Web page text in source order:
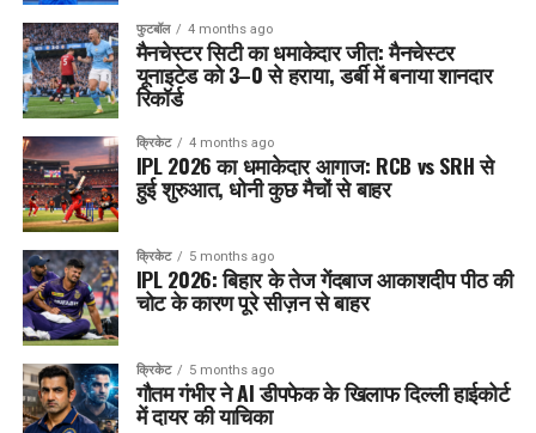
फुटबॉल 4 months ago
मैनचेस्टर सिटी का धमाकेदार जीत: मैनचेस्टर
यूनाइटेड को 3–0 से हराया, डर्बी में बनाया शानदार
रिकॉर्ड
क्रिकेट 4 months ago
IPL 2026 का धमाकेदार आगाज: RCB vs SRH से
हुई शुरुआत, धोनी कुछ मैचों से बाहर
क्रिकेट 5 months ago
IPL 2026: बिहार के तेज गेंदबाज आकाशदीप पीठ की
चोट के कारण पूरे सीज़न से बाहर
क्रिकेट 5 months ago
गौतम गंभीर ने AI डीपफेक के खिलाफ दिल्ली हाईकोर्ट
में दायर की याचिका